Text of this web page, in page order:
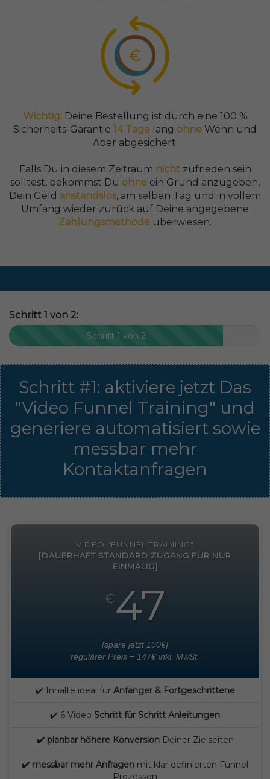
Wichtig: Deine Bestellung ist durch eine 100 %
Sicherheits-Garantie 14 Tage lang ohne Wenn und
Aber abgesichert.
Falls Du in diesem Zeitraum nichtzufrieden sein
solltest, bekommst Du ohne ein Grund anzugeben,
Dein Geld anstandslos, am selben Tag und in vollem
Umfang wieder zurück auf Deine angegebene
Zahlungsmethode überwiesen.
Schritt 1 von 2:
Schritt 1 von 2
Schritt #1: aktiviere jetzt Das
"Video Funnel Training" und
generiere automatisiert sowie
messbar mehr
Kontaktanfragen
VIDEO "FUNNEL TRAINING"
[DAUERHAFT STANDARD ZUGANG FÜR NUR
EINMALIG]
€47
[spare jetzt 100€]
regulärer Preis = 147€ inkl. MwSt.
✔️ Inhalte ideal für Anfänger & Fortgeschrittene
✔️ 6 Video Schritt für Schritt Anleitungen
✔️ planbar höhere KonversionDeiner Zielseiten
✔️ messbar mehr Anfragen mit klar definierten Funnel